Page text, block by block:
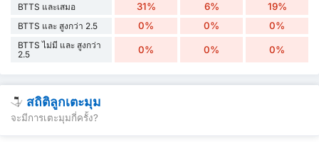
BTTS และเสมอ 31% 6% 19%
BTTS และ สูงกว่า 2.5 0% 0% 0%
BTTS ไม่มี และ สูงกว่า
2.5
0% 0% 0%
สถิติลูกเตะมุม
จะมีการเตะมุมกี่ครั้ง?